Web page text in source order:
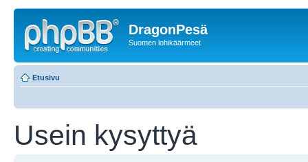
DragonPesä
Suomen lohikäärmeet
Etusivu
Usein kysyttyä